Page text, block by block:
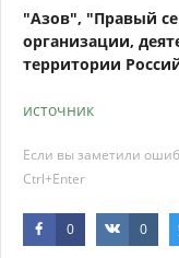
"Азов", "Правый
организации,
территории
источник
Если вы заметили
Ctrl+Enter
0 0